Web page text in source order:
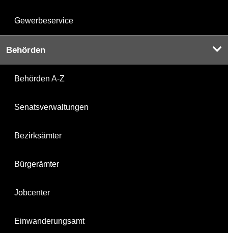
Gewerbeservice
Behörden
Behörden A-Z
Senatsverwaltungen
Bezirksämter
Bürgerämter
Jobcenter
Einwanderungsamt